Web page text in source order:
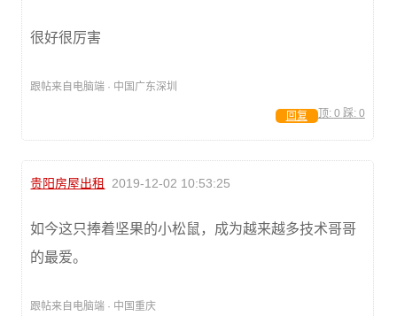
很好很厉害
跟帖来自电脑端 · 中国广东深圳
顶: 0 踩: 0
回复
贵阳房屋出租 2019-12-02 10:53:25
如今这只捧着坚果的小松鼠，成为越来越多技术哥哥
的最爱。
跟帖来自电脑端 · 中国重庆